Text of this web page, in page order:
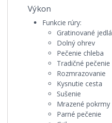
Výkon
Funkcie rúry:
Gratinované jedlá
Dolný ohrev
Pečenie chleba
Tradičné pečenie
Rozmrazovanie
Kysnutie cesta
Sušenie
Mrazené pokrmy
Parné pečenie